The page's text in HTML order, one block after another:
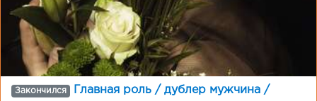
Закончился
Главная роль / дублер мужчина /